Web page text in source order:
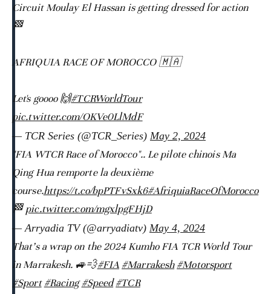
Circuit Moulay El Hassan is getting dressed for action
🏁
AFRIQUIA RACE OF MOROCCO 🇲🇦
Let's goooo 🙌#TCRWorldTour
pic.twitter.com/OKVe0LlMdF
— TCR Series (@TCR_Series) May 2, 2024
"FIA WTCR Race of Morocco".. Le pilote chinois Ma
Qing Hua remporte la deuxième
course.https://t.co/bpPTFvSxk6#AfriquiaRaceOfMorocco
🏁pic.twitter.com/mgxlpgFHjD
— Arryadia TV (@arryadiatv) May 4, 2024
That’s a wrap on the 2024 Kumho FIA TCR World Tour
in Marrakesh. 🚙💨#FIA #Marrakesh #Motorsport
#Sport #Racing #Speed #TCR